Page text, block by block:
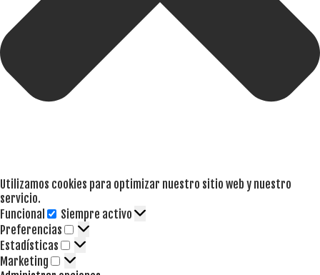
Utilizamos cookies para optimizar nuestro sitio web y nuestro
servicio.
Funcional
Funcional
Siempre activo
Preferencias
Preferencias
Estadísticas Estadísticas
Marketing Marketing